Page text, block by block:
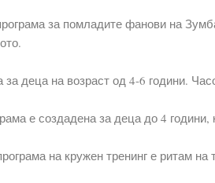
за помладите фанови на
за деца на возраст од 4-6 години.
е создадена за деца до 4
на кружен тренинг е ритам